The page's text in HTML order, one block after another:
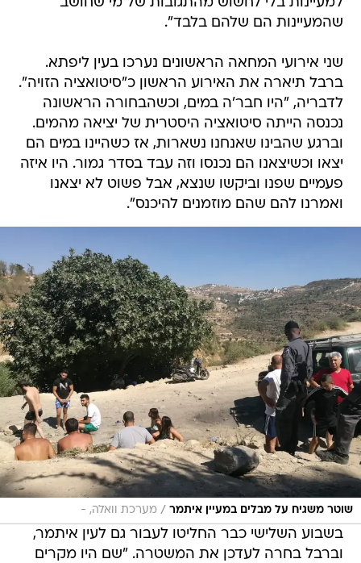
שהמעיינות הם שלהם בלבד".
שני אירועי המחאה הראשונים נערכו בעין ליפתא.
ברבל תיארה את האירוע הראשון כ"סיטואציה הזויה".
לדבריה, "היו חבר'ה במים, וכשהבחורה הראשונה
נכנסה הייתה סיטואציה היסטרית של יציאה מהמים.
וברגע שהבינו שאנחנו נשארות, אז כשהיינו במים הם
יצאו וכשיצאנו הם נכנסו וזה עבד בסדר גמור. היו איזה
פעמיים שפנו וביקשו שנצא, אבל פשוט לא יצאנו
ואמרנו להם שהם מוזמנים להיכנס".
שוטר משגיח על מבלים במעיין איתמר / מערכת וואלה, -
בשבוע השלישי כבר החליטו לעבור גם לעין איתמר,
וברבל בחרה לעדכן את המשטרה. "שם היו מקרים